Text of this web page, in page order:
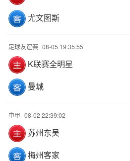
尤文图斯
足球友谊赛 08-05 19:35:55
K联赛全明星
曼城
中甲 08-02 22:39:02
苏州东吴
梅州客家